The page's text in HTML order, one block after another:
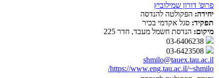
פרופ' דורון שמילוביץ
יחידה: הפקולטה להנדסה
תפקיד: סגל אקדמי בכיר
מיקום: הנדסת חשמל מעבד, חדר 225
shmilo@tauex.tau.ac.il
https://www.eng.tau.ac.il/~shmilo/